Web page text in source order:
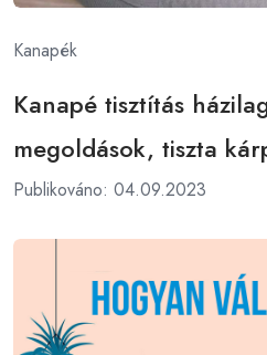
Kanapék
Kanapé tisztítás
megoldások, tiszta
Publikováno: 04.09.2023